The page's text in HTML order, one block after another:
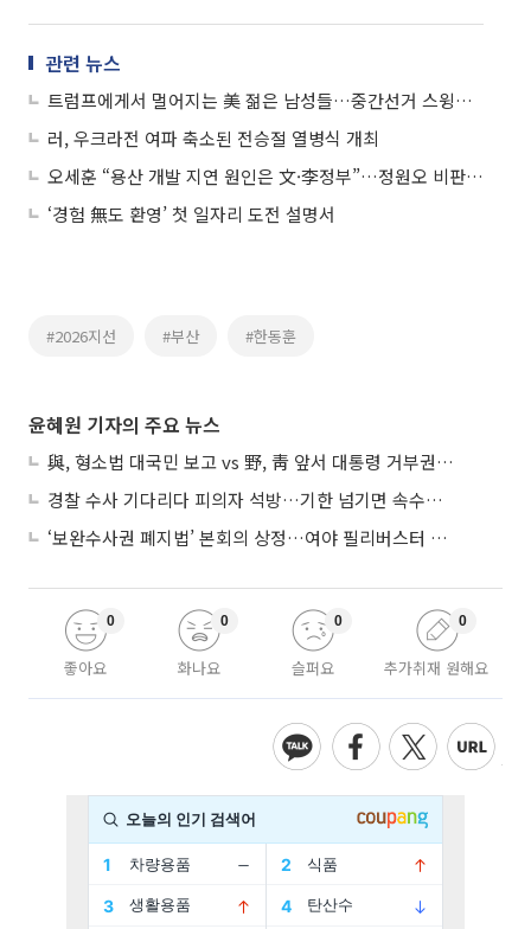
관련 뉴스
트럼프에게서 멀어지는 美 젊은 남성들…중간선거 스윙보터로 부상
러, 우크라전 여파 축소된 전승절 열병식 개최
오세훈 “용산 개발 지연 원인은 文·李정부”…정원오 비판 반박
‘경험 無도 환영’ 첫 일자리 도전 설명서
#2026지선 #부산 #한동훈
윤혜원 기자의 주요 뉴스
與, 형소법 대국민 보고 vs 野, 靑 앞서 대통령 거부권 촉구
경찰 수사 기다리다 피의자 석방…기한 넘기면 속수무책
‘보완수사권 폐지법’ 본회의 상정…여야 필리버스터 대치
좋아요
0
화나요
0
슬퍼요
0
추가취재 원해요
0